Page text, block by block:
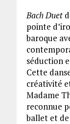
Bach Duet
pointe
baroque
séduction
Cette
créativité
Madame
reconnue
ballet et